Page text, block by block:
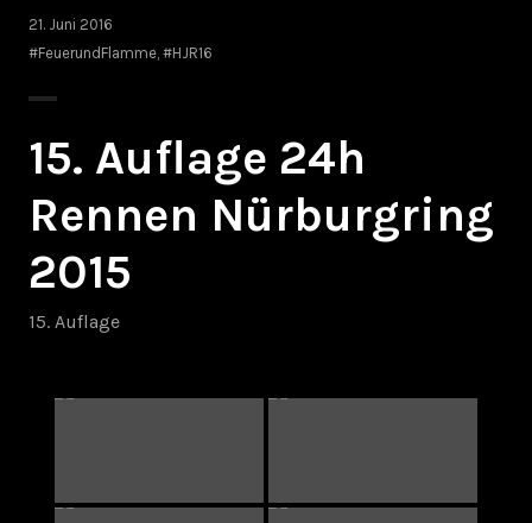
21. Juni 2016
#FeuerundFlamme #HJR16
15. Auflage 24h
Rennen Nürburgring
2015
15. Auflage